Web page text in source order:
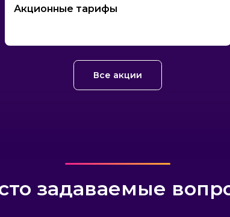
Акционные тарифы
Все акции
задаваемые